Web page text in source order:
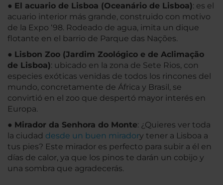
● El acuario de Lisboa (Oceanário de Lisboa): es el
acuario interior más grande, construido con motivo
de la Expo ‘98. Rodeado de agua, imita un dique
flotante en el barrio de Parque das Nações.
● Lisbon Zoo (Jardim Zoológico e de Aclimação
de Lisboa): ubicado en la zona de Sete Rios, con
especies exóticas venidas de todos los rincones del
mundo, concretamente de África y Brasil, se
convirtió en el zoo que despertó mayor interés en
Europa.
● Mirador da Senhora do Monte: ¿Quieres ver toda
la ciudad desde un buen miradory tener a Lisboa a
tus pies? Este mirador es perfecto para subir a él en
días de calor, ya que los pinos te darán un cobijo y
una sombra que agradecerás.